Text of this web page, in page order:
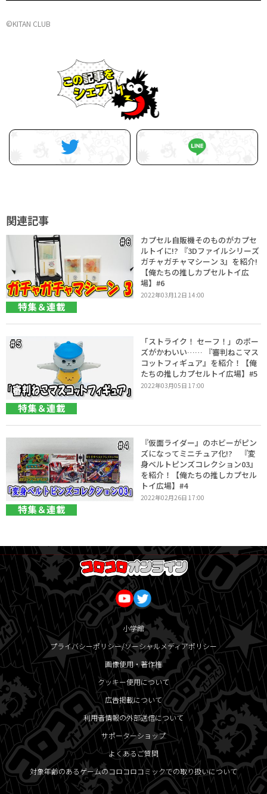
©KITAN CLUB
関連記事
特集＆連載
カプセル自販機そのものがカプセ
ルトイに!? 『3Dファイルシリーズ
ガチャガチャマシーン 3』を紹介!
【俺たちの推しカプセルトイ広
場】#6
2022年03月12日 14:00
特集＆連載
「ストライク！ セーフ！」のポー
ズがかわいい…… 『審判ねこマス
コットフィギュア』を紹介！【俺
たちの推しカプセルトイ広場】#5
2022年03月05日 17:00
特集＆連載
『仮面ライダー』のホビーがピン
ズになってミニチュア化!? 『変
身ベルトピンズコレクション03』
を紹介！【俺たちの推しカプセル
トイ広場】#4
2022年02月26日 17:00
小学館
プライバシーポリシー/ソーシャルメディアポリシー
画像使用・著作権
クッキー使用について
広告掲載について
利用者情報の外部送信について
サポーターショップ
よくあるご質問
対象年齢のあるゲームのコロコロコミックでの取り扱いについて